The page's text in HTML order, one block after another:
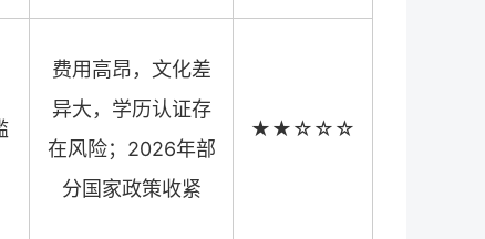
费用高昂，文化差
异大，学历认证存
在风险；2026年部
分国家政策收紧
★★☆☆☆